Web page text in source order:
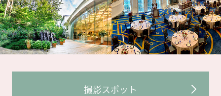
撮影スポット